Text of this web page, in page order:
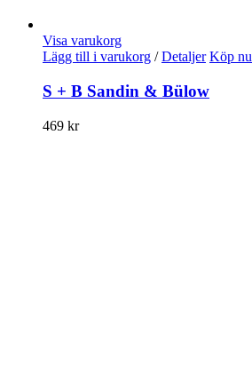
Visa varukorg
Lägg till i varukorg / Detaljer Köp nu
S + B Sandin & Bülow
469 kr